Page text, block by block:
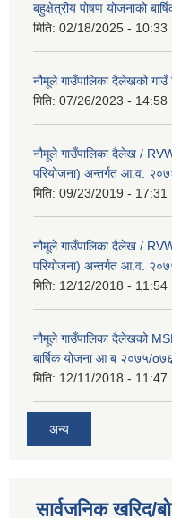
बहुक्षेत्रीय पोषण योजनाको
मिति: 02/18/2025 - 10:33
नौमूले गाउँपालिका दैलेखको
मिति: 07/26/2023 - 14:58
नौमूले गाउँपालिका दैलेख /
परियोजना) अन्तर्गत आ.व.
मिति: 09/23/2019 - 17:31
नौमूले गाउँपालिका दैलेख /
परियोजना) अन्तर्गत आ.व.
मिति: 12/12/2018 - 11:54
नौमूले गाउँपालिका दैलेखको
बार्षिक योजना आ ब २०७५/o७६
मिति: 12/11/2018 - 11:47
अन्य
सार्वजनिक खरिद/